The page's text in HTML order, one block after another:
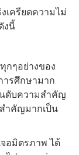
เครียดความไม่
งนี้
กๆอย่างของ
ารศึกษามาก
นดับความสำคัญ
ำคัญมากเป็น
อมิตรภาพ ได้